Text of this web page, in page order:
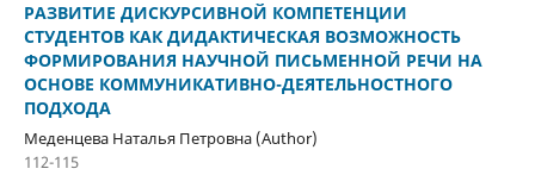
РАЗВИТИЕ ДИСКУРСИВНОЙ КОМПЕТЕНЦИИ
СТУДЕНТОВ КАК ДИДАКТИЧЕСКАЯ ВОЗМОЖНОСТЬ
ФОРМИРОВАНИЯ НАУЧНОЙ ПИСЬМЕННОЙ РЕЧИ НА
ОСНОВЕ КОММУНИКАТИВНО-ДЕЯТЕЛЬНОСТНОГО
ПОДХОДА
Меденцева Наталья Петровна (Author)
112-115